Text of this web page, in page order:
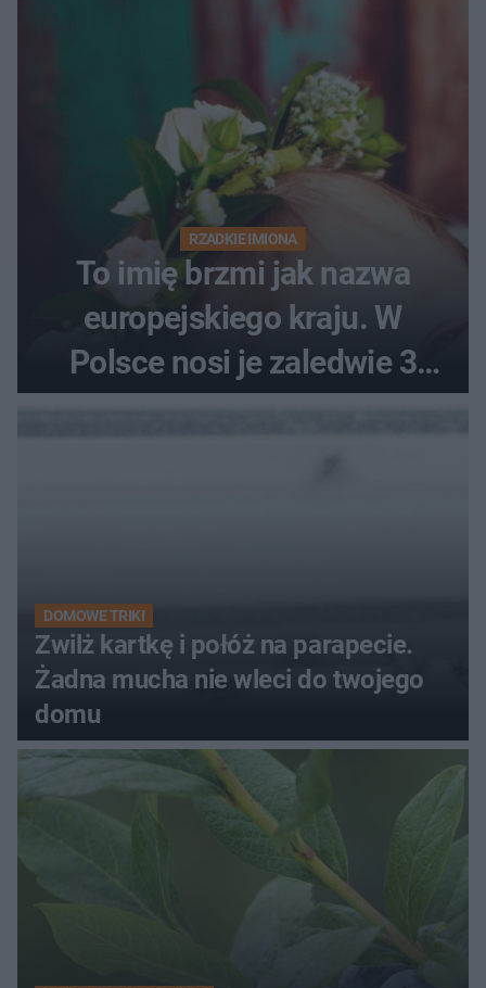
RZADKIE IMIONA
To imię brzmi jak nazwa
europejskiego kraju. W
Polsce nosi je zaledwie 3
DOMOWE TRIKI
Zwilż kartkę i połóż na parapecie.
Żadna mucha nie wleci do twojego
domu